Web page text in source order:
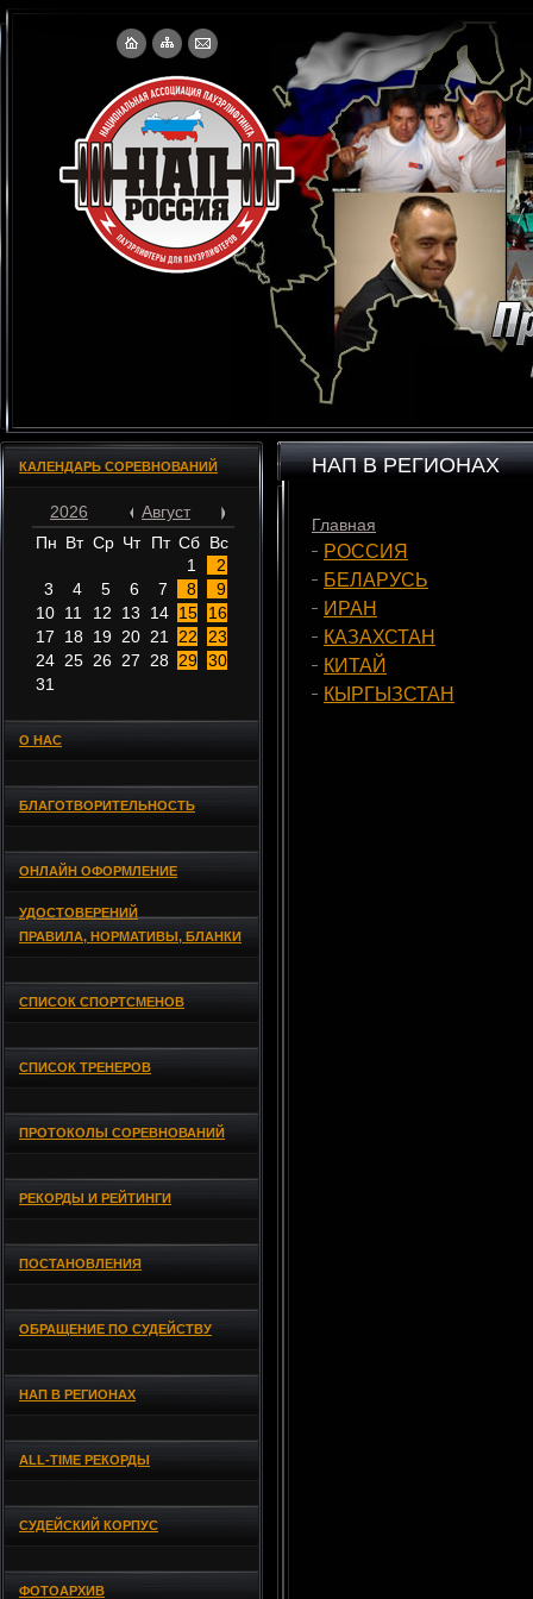
КАЛЕНДАРЬ СОРЕВНОВАНИЙ
2026
Август
Пн Вт Ср Чт Пт Сб Вс
1
2
3
4 5 6 7 8
9
10 11 12 13 14 15
16
17
18 19 20 21 22
23
24 25 26 27 28 29 30
31
О НАС
БЛАГОТВОРИТЕЛЬНОСТЬ
ОНЛАЙН ОФОРМЛЕНИЕ
УДОСТОВЕРЕНИЙ
ПРАВИЛА, НОРМАТИВЫ, БЛАНКИ
СПИСОК СПОРТСМЕНОВ
СПИСОК ТРЕНЕРОВ
ПРОТОКОЛЫ СОРЕВНОВАНИЙ
РЕКОРДЫ И РЕЙТИНГИ
ПОСТАНОВЛЕНИЯ
ОБРАЩЕНИЕ ПО СУДЕЙСТВУ
НАП В РЕГИОНАХ
ALL-TIME РЕКОРДЫ
СУДЕЙСКИЙ КОРПУС
ФОТОАРХИВ
НАП В РЕГИОНАХ
Главная
РОССИЯ
БЕЛАРУСЬ
ИРАН
КАЗАХСТАН
КИТАЙ
КЫРГЫЗСТАН